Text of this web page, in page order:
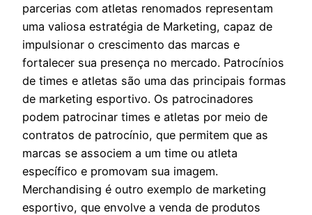
parcerias com atletas renomados representam
uma valiosa estratégia de Marketing, capaz de
impulsionar o crescimento das marcas e
fortalecer sua presença no mercado. Patrocínios
de times e atletas são uma das principais formas
de marketing esportivo. Os patrocinadores
podem patrocinar times e atletas por meio de
contratos de patrocínio, que permitem que as
marcas se associem a um time ou atleta
específico e promovam sua imagem.
Merchandising é outro exemplo de marketing
esportivo, que envolve a venda de produtos